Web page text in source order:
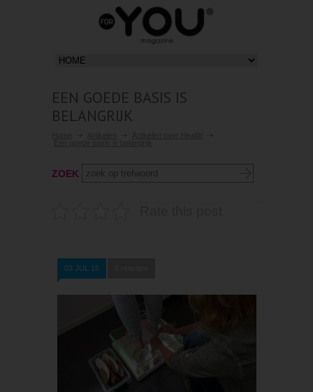
EEN GOEDE BASIS IS
BELANGRIJK
ZOEK
03 JUL 15